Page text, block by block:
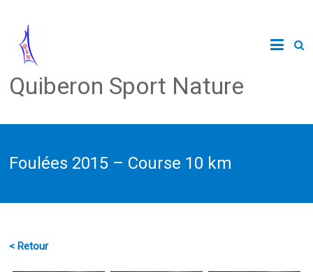
Quiberon Sport Nature
Foulées 2015 – Course 10 km
< Retour